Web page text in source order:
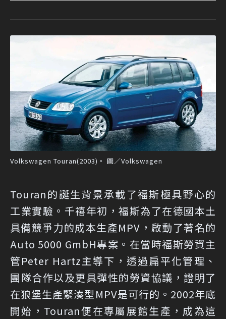
Volkswagen Touran(2003)。 圖／Volkswagen
Touran的誕生背景承載了福斯極具野心的
工業實驗。千禧年初，福斯為了在德國本土
具備競爭力的成本生產MPV，啟動了著名的
Auto 5000 GmbH專案。在當時福斯勞資主
管Peter Hartz主導下，透過扁平化管理、
團隊合作以及更具彈性的勞資協議，證明了
在狼堡生產緊湊型MPV是可行的。2002年底
開始，Touran便在專屬展館生產，成為這